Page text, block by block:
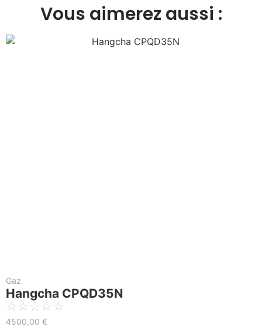
Vous aimerez aussi :
Gaz
Hangcha CPQD35N
☆☆☆☆☆
4500,00 €